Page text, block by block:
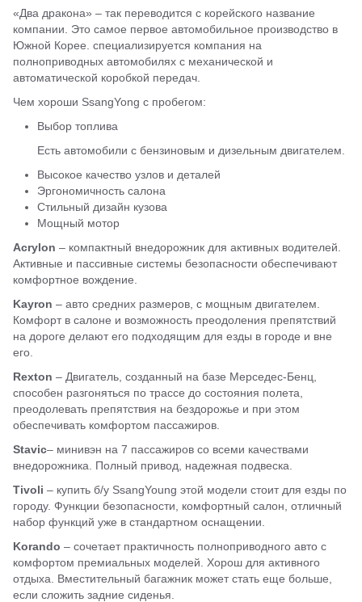
«Два дракона» – так переводится с корейского название
компании. Это самое первое автомобильное производство в
Южной Корее. специализируется компания на
полноприводных автомобилях с механической и
автоматической коробкой передач.
Чем хороши SsangYong с пробегом:
Выбор топлива
Есть автомобили с бензиновым и дизельным двигателем.
Высокое качество узлов и деталей
Эргономичность салона
Стильный дизайн кузова
Мощный мотор
Acrylon – компактный внедорожник для активных водителей.
Активные и пассивные системы безопасности обеспечивают
комфортное вождение.
Kayron – авто средних размеров, с мощным двигателем.
Комфорт в салоне и возможность преодоления препятствий
на дороге делают его подходящим для езды в городе и вне
его.
Rexton – Двигатель, созданный на базе Мерседес-Бенц,
способен разгоняться по трассе до состояния полета,
преодолевать препятствия на бездорожье и при этом
обеспечивать комфортом пассажиров.
Stavic– минивэн на 7 пассажиров со всеми качествами
внедорожника. Полный привод, надежная подвеска.
Tivoli – купить б/у SsangYoung этой модели стоит для езды по
городу. Функции безопасности, комфортный салон, отличный
набор функций уже в стандартном оснащении.
Korando – сочетает практичность полноприводного авто с
комфортом премиальных моделей. Хорош для активного
отдыха. Вместительный багажник может стать еще больше,
если сложить задние сиденья.